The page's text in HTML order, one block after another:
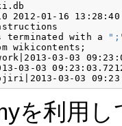
2012-01-16 13:28:40
terminated with a
wikicontents;
03-03
03-03
を利用し